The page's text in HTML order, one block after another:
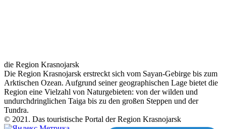
die Region Krasnojarsk
Die Region Krasnojarsk erstreckt sich vom Sayan-Gebirge bis zum
Arktischen Ozean. Aufgrund seiner geographischen Lage bietet die
Region eine Vielzahl von Naturgebieten: von der wilden und
undurchdringlichen Taiga bis zu den großen Steppen und der
Tundra.
© 2021. Das touristische Portal der Region Krasnojarsk